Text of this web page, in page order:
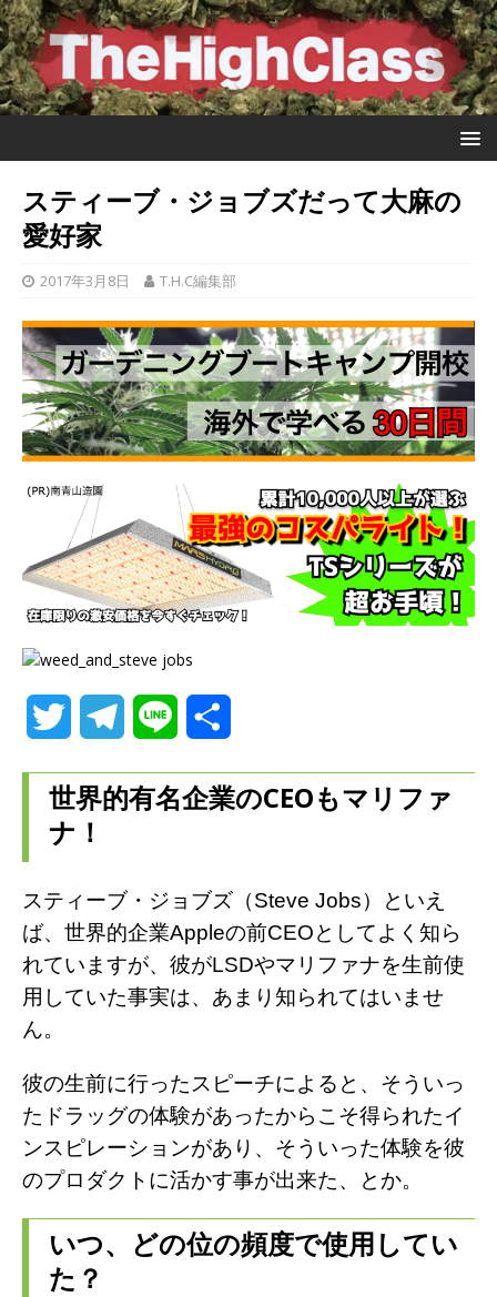
スティーブ・ジョブズだって大麻の
愛好家
2017年3月8日 T.H.C編集部
i
t
e
l
g
r
a
n
世界的有名企業のCEOもマリファ
ナ！
スティーブ・ジョブズ（Steve Jobs）といえ
ば、世界的企業Appleの前CEOとしてよく知ら
れていますが、彼がLSDやマリファナを生前使
用していた事実は、あまり知られてはいませ
ん。
彼の生前に行ったスピーチによると、そういっ
たドラッグの体験があったからこそ得られたイ
ンスピレーションがあり、そういった体験を彼
のプロダクトに活かす事が出来た、とか。
いつ、どの位の頻度で使用してい
た？